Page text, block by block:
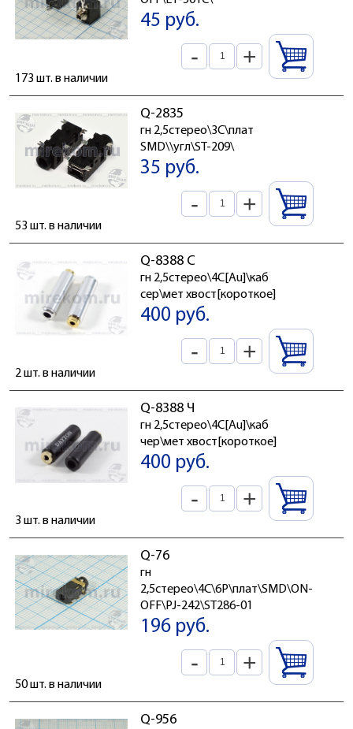
45 руб.
- +
173 шт. в наличии
Q-2835
гн 2,5стерео\3C\плат
SMD\\угл\ST-209\
35 руб.
- +
53 шт. в наличии
Q-8388 С
гн 2,5стерео\4C[Au]\каб
сер\мет хвост[короткое]
400 руб.
- +
2 шт. в наличии
Q-8388 Ч
гн 2,5стерео\4C[Au]\каб
чер\мет хвост[короткое]
400 руб.
- +
3 шт. в наличии
Q-76
гн
2,5стерео\4C\6P\плат\SMD\ON-
OFF\PJ-242\ST286-01
196 руб.
- +
50 шт. в наличии
Q-956